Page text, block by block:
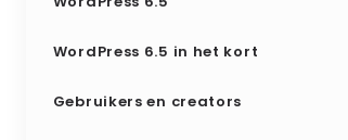
WordPress 6.5 in het kort
Gebruikers en creators